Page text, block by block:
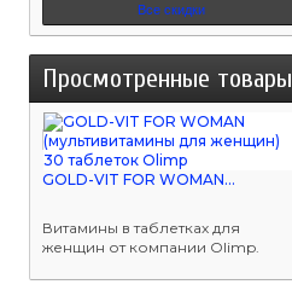
Все скидки
Просмотренные товары
GOLD-VIT FOR WOMAN...
Витамины в таблетках для
женщин от компании Olimp.